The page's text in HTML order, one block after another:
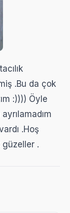
.Bu da çok
:)))) Öyle
.Hoş
güzeller .